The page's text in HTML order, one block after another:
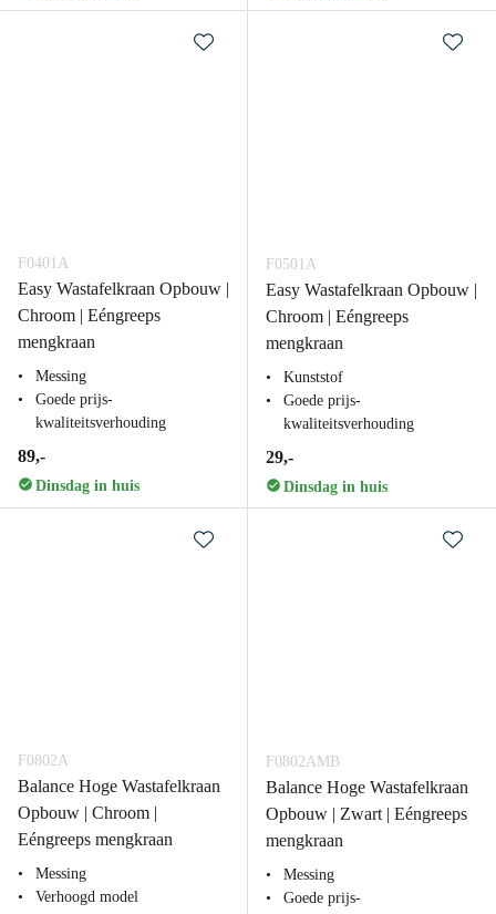
F0401A
Easy Wastafelkraan Opbouw |
Chroom | Eéngreeps
mengkraan
Messing
Goede prijs-
kwaliteitsverhouding
89,-
Dinsdag in huis
F0501A
Easy Wastafelkraan Opbouw |
Chroom | Eéngreeps
mengkraan
Kunststof
Goede prijs-
kwaliteitsverhouding
29,-
Dinsdag in huis
F0802A
Balance Hoge Wastafelkraan
Opbouw | Chroom |
Eéngreeps mengkraan
Messing
Verhoogd model
F0802AMB
Balance Hoge Wastafelkraan
Opbouw | Zwart | Eéngreeps
mengkraan
Messing
Goede prijs-